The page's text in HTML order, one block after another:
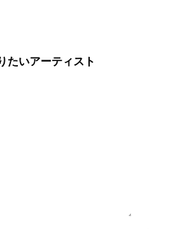
たいアーティスト